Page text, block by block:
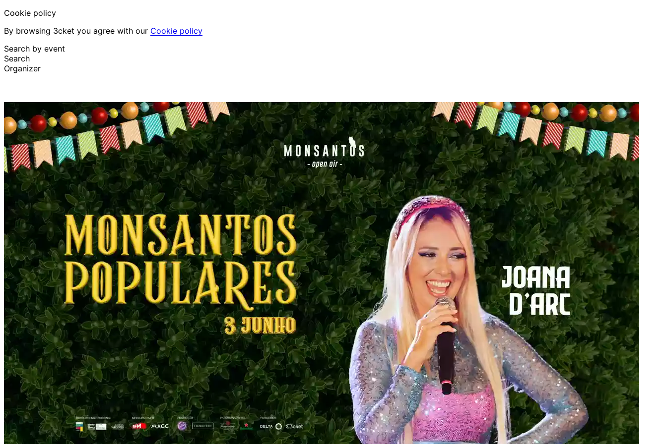
Cookie policy
By browsing 3cket you agree with our Cookie policy
Search by event
Search
Organizer
English
Attendee supportI lost my ticket
LoginPromote event